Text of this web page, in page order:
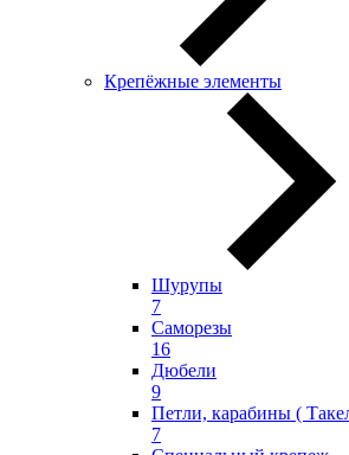
Крепёжные элементы
Шурупы
7
Саморезы
16
Дюбели
9
Петли, карабины (
7